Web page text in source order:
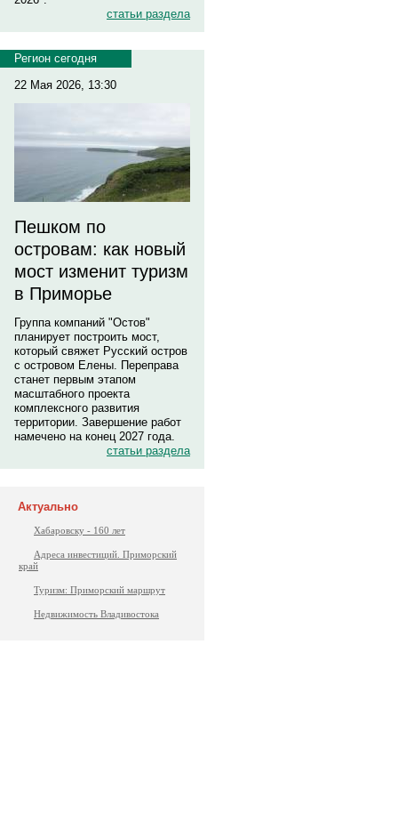
статьи раздела
Регион сегодня
22 Мая 2026, 13:30
Пешком по
островам: как новый
мост изменит туризм
в Приморье
Группа компаний "Остов"
планирует построить мост,
который свяжет Русский остров
с островом Елены. Переправа
станет первым этапом
масштабного проекта
комплексного развития
территории. Завершение работ
намечено на конец 2027 года.
статьи раздела
Актуально
Хабаровску - 160 лет
Адреса инвестиций. Приморский
край
Туризм: Приморский маршрут
Недвижимость Владивостока